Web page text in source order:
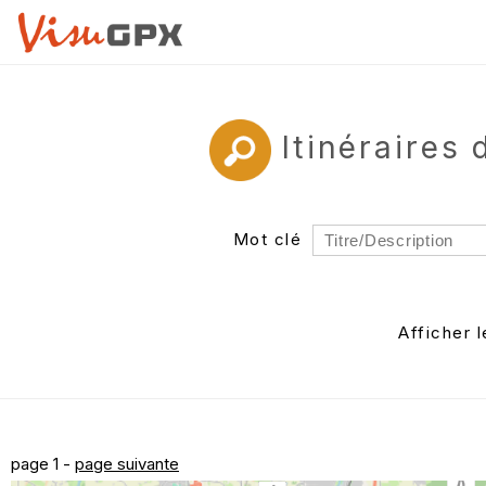
Itinéraires
Mot clé
Auteur
Afficher
page 1 - page suivante